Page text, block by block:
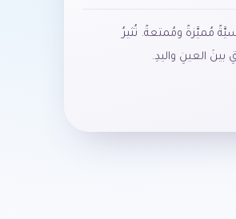
مُميَّزةً ومُمتعةً. تُثيرُ
العينِ واليدِ.